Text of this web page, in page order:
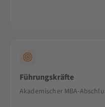
Führungskräfte
Akademischer MBA-